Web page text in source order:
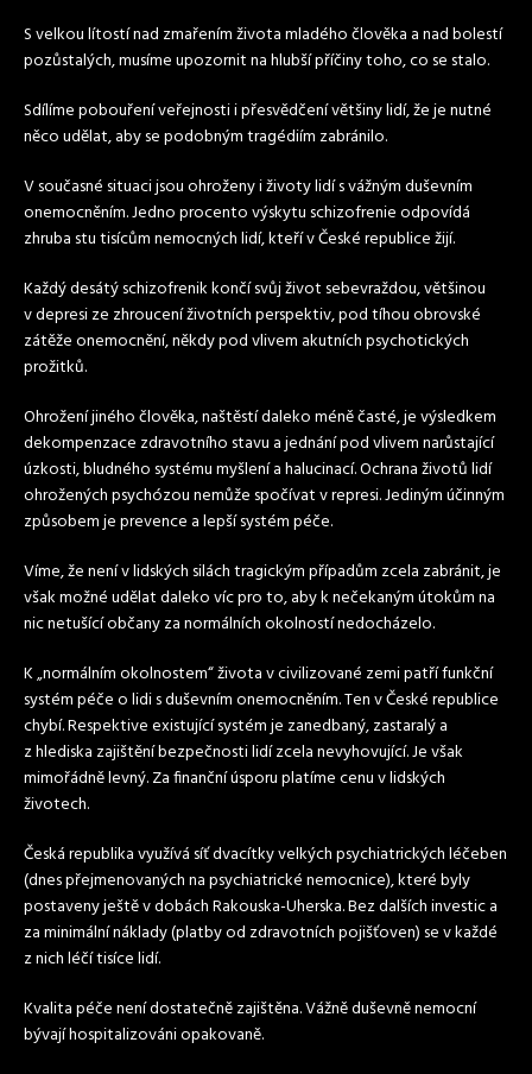
S velkou lítostí nad zmařením života mladého člověka a nad bolestí
pozůstalých, musíme upozornit na hlubší příčiny toho, co se stalo.
Sdílíme pobouření veřejnosti i přesvědčení většiny lidí, že je nutné
něco udělat, aby se podobným tragédiím zabránilo.
V současné situaci jsou ohroženy i životy lidí s vážným duševním
onemocněním. Jedno procento výskytu schizofrenie odpovídá
zhruba stu tisícům nemocných lidí, kteří v České republice žijí.
Každý desátý schizofrenik končí svůj život sebevraždou, většinou
v depresi ze zhroucení životních perspektiv, pod tíhou obrovské
zátěže onemocnění, někdy pod vlivem akutních psychotických
prožitků.
Ohrožení jiného člověka, naštěstí daleko méně časté, je výsledkem
dekompenzace zdravotního stavu a jednání pod vlivem narůstající
úzkosti, bludného systému myšlení a halucinací. Ochrana životů lidí
ohrožených psychózou nemůže spočívat v represi. Jediným účinným
způsobem je prevence a lepší systém péče.
Víme, že není v lidských silách tragickým případům zcela zabránit, je
však možné udělat daleko víc pro to, aby k nečekaným útokům na
nic netušící občany za normálních okolností nedocházelo.
K „normálním okolnostem“ života v civilizované zemi patří funkční
systém péče o lidi s duševním onemocněním. Ten v České republice
chybí. Respektive existující systém je zanedbaný, zastaralý a
z hlediska zajištění bezpečnosti lidí zcela nevyhovující. Je však
mimořádně levný. Za finanční úsporu platíme cenu v lidských
životech.
Česká republika využívá síť dvacítky velkých psychiatrických léčeben
(dnes přejmenovaných na psychiatrické nemocnice), které byly
postaveny ještě v dobách Rakouska-Uherska. Bez dalších investic a
za minimální náklady (platby od zdravotních pojišťoven) se v každé
z nich léčí tisíce lidí.
Kvalita péče není dostatečně zajištěna. Vážně duševně nemocní
bývají hospitalizováni opakovaně.